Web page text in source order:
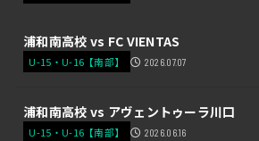
浦和南高校 vs FC VIENTAS
U-15・U-16【南部】 2026.07.07
浦和南高校 vs アヴェントゥーラ川口
U-15・U-16【南部】 2026.06.16